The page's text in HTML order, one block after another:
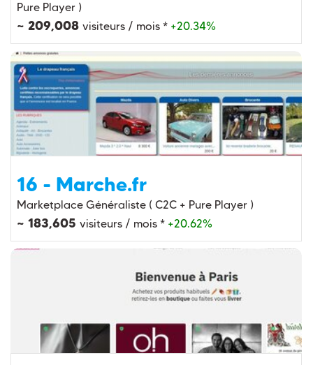
Pure Player )
~ 209,008 visiteurs / mois * +20.34%
16 - Marche.fr
Marketplace Généraliste ( C2C + Pure Player )
~ 183,605 visiteurs / mois * +20.62%